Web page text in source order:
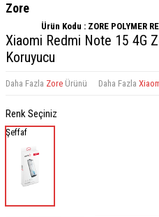
Zore
Ürün Kodu : ZORE POLYMER
Xiaomi Redmi Note 15 4G
Koruyucu
Daha Fazla Zore Ürünü Daha Fazla
Renk Seçiniz
Şeffaf